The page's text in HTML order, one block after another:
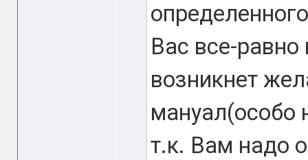
Вас все-
возникнет
мануал(особо
т.к. Вам надо